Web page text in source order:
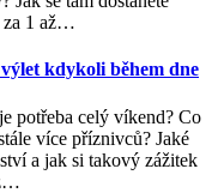
1 až…
kdykoli během dne
potřeba celý víkend? Co
více příznivců? Jaké
a jak si takový zážitek
…